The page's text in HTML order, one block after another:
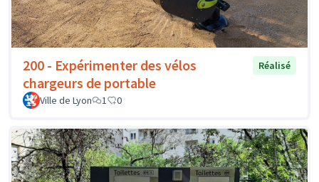
200 - Expérimenter des vélos
chargeurs de portable
Réalisé
Ville de Lyon 1 0